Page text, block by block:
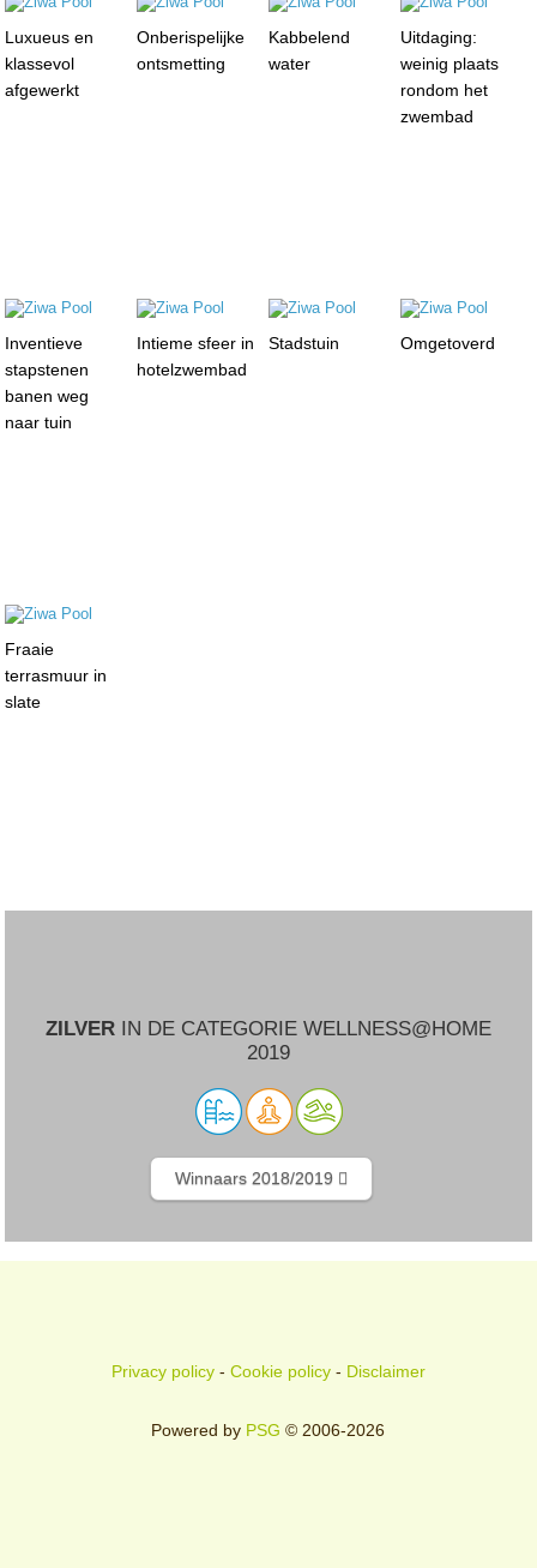
Luxueus en
klassevol
afgewerkt
Onberispelijke
ontsmetting
Kabbelend
water
Uitdaging:
weinig plaats
rondom het
zwembad
Inventieve
stapstenen
banen weg
naar tuin
Intieme sfeer in
hotelzwembad
Stadstuin Omgetoverd
Fraaie
terrasmuur in
slate
ZILVERIN DE CATEGORIE WELLNESS@HOME
2019
Winnaars 2018/2019
Privacy policy- Cookie policy- Disclaimer
Powered by PSG © 2006-2026